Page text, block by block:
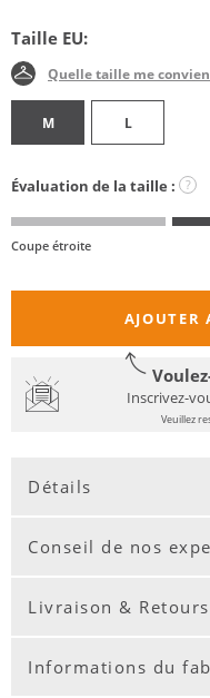
Taille EU:
Quelle taille me
M L
Évaluation de la taille : ?
Coupe étroite
AJOUTER
Inscrivez-
Veuillez
Détails
Conseil de nos
Livraison & Retours
Informations du